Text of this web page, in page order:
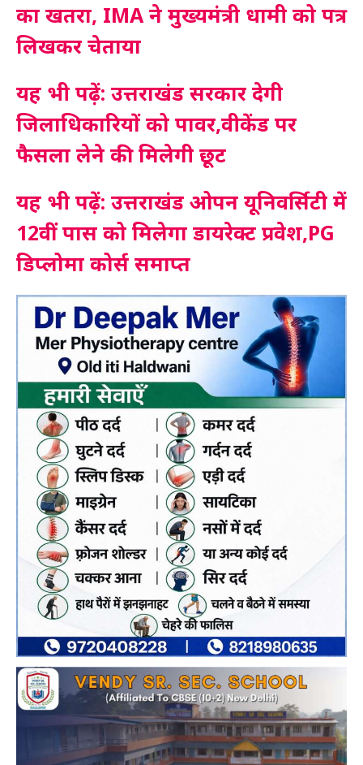
का खतरा, IMA ने मुख्यमंत्री धामी को पत्र
लिखकर चेताया
यह भी पढ़ें: उत्तराखंड सरकार देगी
जिलाधिकारियों को पावर,वीकेंड पर
फैसला लेने की मिलेगी छूट
यह भी पढ़ें: उत्तराखंड ओपन यूनिवर्सिटी में
12वीं पास को मिलेगा डायरेक्ट प्रवेश,PG
डिप्लोमा कोर्स समाप्त